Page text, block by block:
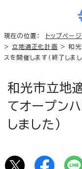
現在の位置： トップページ
> 立地適正化計画 > 和光
スを開催します（終了しまし
和光市立地
てオープン
しました）